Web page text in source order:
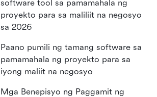
software tool sa pamamahala ng
proyekto para sa maliliit na negosyo
sa 2026
Paano pumili ng tamang software sa
pamamahala ng proyekto para sa
iyong maliit na negosyo
Mga Benepisyo ng Paggamit ng